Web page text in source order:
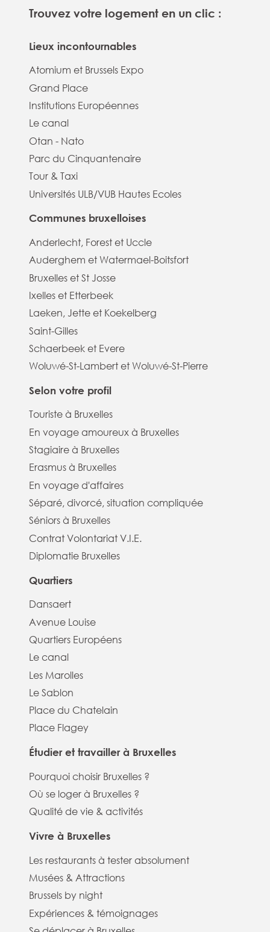
Trouvez votre logement en un clic :
Lieux incontournables
Atomium et Brussels Expo
Grand Place
Institutions Européennes
Le canal
Otan - Nato
Parc du Cinquantenaire
Tour & Taxi
Universités ULB/VUB Hautes Ecoles
Communes bruxelloises
Anderlecht, Forest et Uccle
Auderghem et Watermael-Boitsfort
Bruxelles et St Josse
Ixelles et Etterbeek
Laeken, Jette et Koekelberg
Saint-Gilles
Schaerbeek et Evere
Woluwé-St-Lambert et Woluwé-St-Pierre
Selon votre profil
Touriste à Bruxelles
En voyage amoureux à Bruxelles
Stagiaire à Bruxelles
Erasmus à Bruxelles
En voyage d'affaires
Séparé, divorcé, situation compliquée
Séniors à Bruxelles
Contrat Volontariat V.I.E.
Diplomatie Bruxelles
Quartiers
Dansaert
Avenue Louise
Quartiers Européens
Le canal
Les Marolles
Le Sablon
Place du Chatelain
Place Flagey
Étudier et travailler à Bruxelles
Pourquoi choisir Bruxelles ?
Où se loger à Bruxelles ?
Qualité de vie & activités
Vivre à Bruxelles
Les restaurants à tester absolument
Musées & Attractions
Brussels by night
Expériences & témoignages